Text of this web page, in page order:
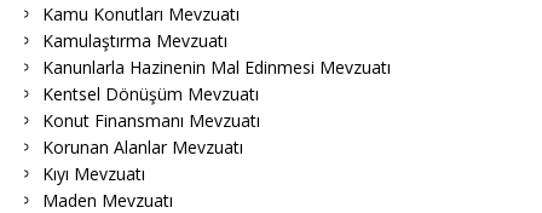
Kamu Konutları Mevzuatı
Kamulaştırma Mevzuatı
Kanunlarla Hazinenin Mal Edinmesi Mevzuatı
Kentsel Dönüşüm Mevzuatı
Konut Finansmanı Mevzuatı
Korunan Alanlar Mevzuatı
Kıyı Mevzuatı
Maden Mevzuatı